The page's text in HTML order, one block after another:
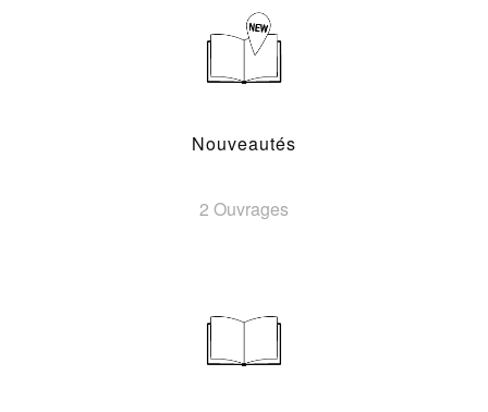
Nouveautés
2 Ouvrages